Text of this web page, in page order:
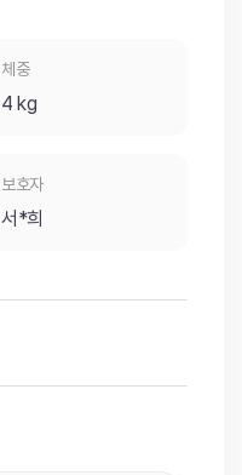
체중
4 kg
보호자
서*희